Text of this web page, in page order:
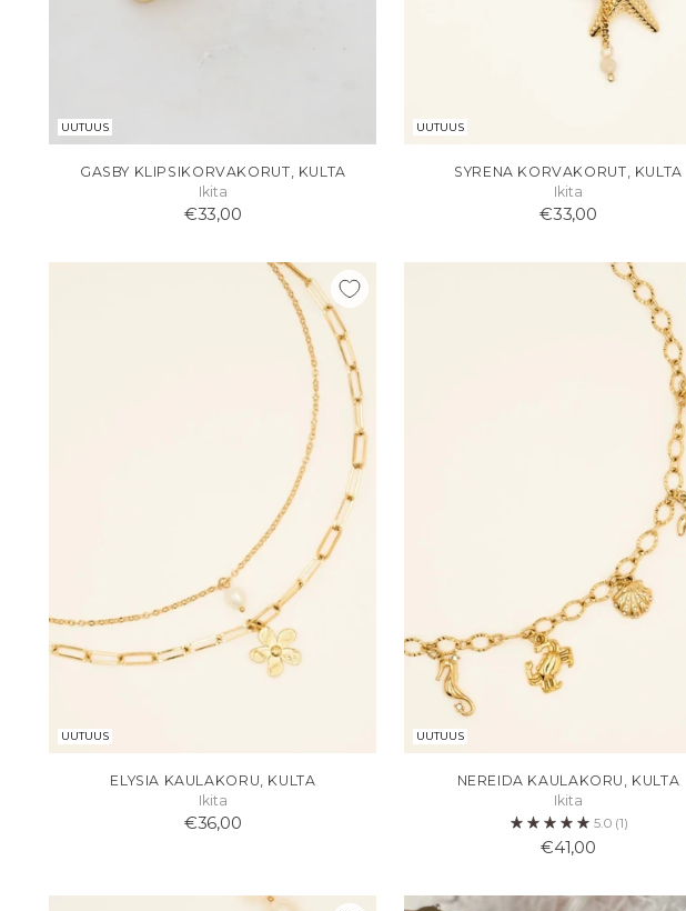
UUTUUS
GASBY KLIPSIKORVAKORUT, KULTA
Ikita
€33,00
UUTUUS
SYRENA KORVAKORUT, KULTA
Ikita
€33,00
UUTUUS
ELYSIA KAULAKORU, KULTA
Ikita
€36,00
UUTUUS
NEREIDA KAULAKORU, KULTA
Ikita
5.0 (1)
€41,00